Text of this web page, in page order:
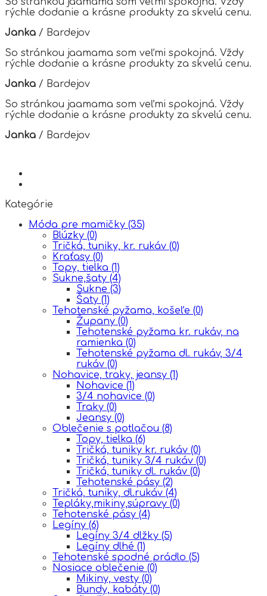
may
be
chosen
on
the
product
page
rýchle dodanie a krásne produkty za skvelú cenu.
Janka / Bardejov
So stránkou jaamama som veľmi spokojná. Vždy
rýchle dodanie a krásne produkty za skvelú cenu.
Janka / Bardejov
So stránkou jaamama som veľmi spokojná. Vždy
rýchle dodanie a krásne produkty za skvelú cenu.
Janka / Bardejov
Kategórie
Móda pre mamičky (35)
Blúzky (0)
Tričká, tuniky, kr. rukáv (0)
Kraťasy (0)
Topy, tielka (1)
Sukne,šaty (4)
Sukne (3)
Šaty (1)
Tehotenské pyžama, košeľe (0)
Župany (0)
Tehotenské pyžama kr. rukáv, na
ramienka (0)
Tehotenské pyžama dl. rukáv, 3/4
rukáv (0)
Nohavice, traky, jeansy (1)
Nohavice (1)
3/4 nohavice (0)
Traky (0)
Jeansy (0)
Oblečenie s potlačou (8)
Topy, tielka (6)
Tričká, tuniky kr. rukáv (0)
Tričká, tuniky 3/4 rukáv (0)
Tričká, tuniky dl. rukáv (0)
Tehotenské pásy (2)
Tričká, tuniky, dl.rukáv (4)
Tepláky,mikiny,súpravy (0)
Tehotenské pásy (4)
Legíny (6)
Legíny 3/4 dlžky (5)
Legíny dlhé (1)
Tehotenské spodné prádlo (5)
Nosiace oblečenie (0)
Mikiny, vesty (0)
Bundy, kabáty (0)